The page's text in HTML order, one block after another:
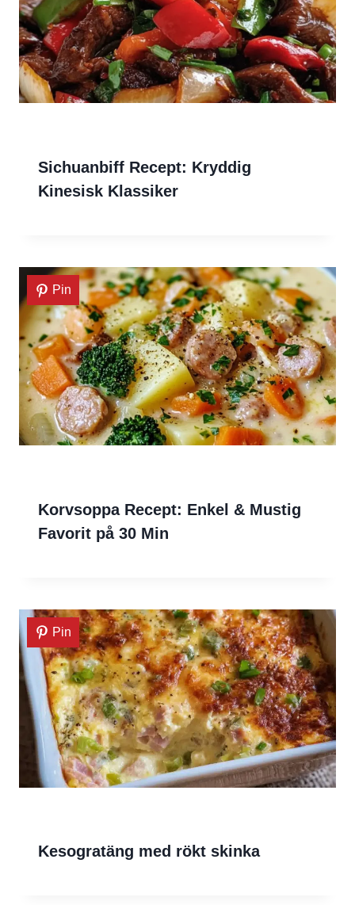
Sichuanbiff Recept: Kryddig
Kinesisk Klassiker
Pin
Korvsoppa Recept: Enkel & Mustig
Favorit på 30 Min
Pin
Kesogratäng med rökt skinka